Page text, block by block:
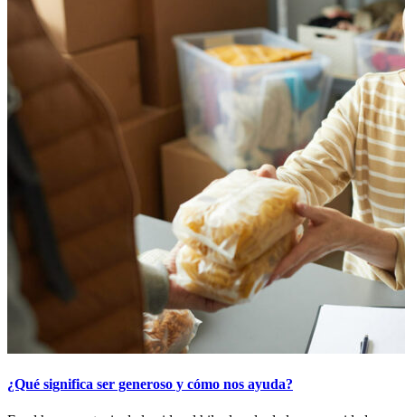
¿Qué significa ser generoso y cómo nos ayuda?